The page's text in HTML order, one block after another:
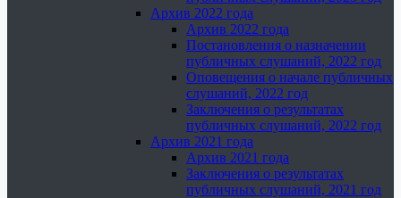
Архив 2022 года
Архив 2022 года
Постановления о назначении
публичных слушаний, 2022 год
Оповещения о начале публичных
слушаний, 2022 год
Заключения о результатах
публичных слушаний, 2022 год
Архив 2021 года
Архив 2021 года
Заключения о результатах
публичных слушаний, 2021 год